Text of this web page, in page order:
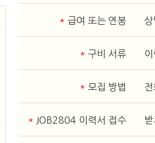
* 급여 또는 연봉
* 구비 서류
* 모집 방법
* JOB2804 이력서 접수